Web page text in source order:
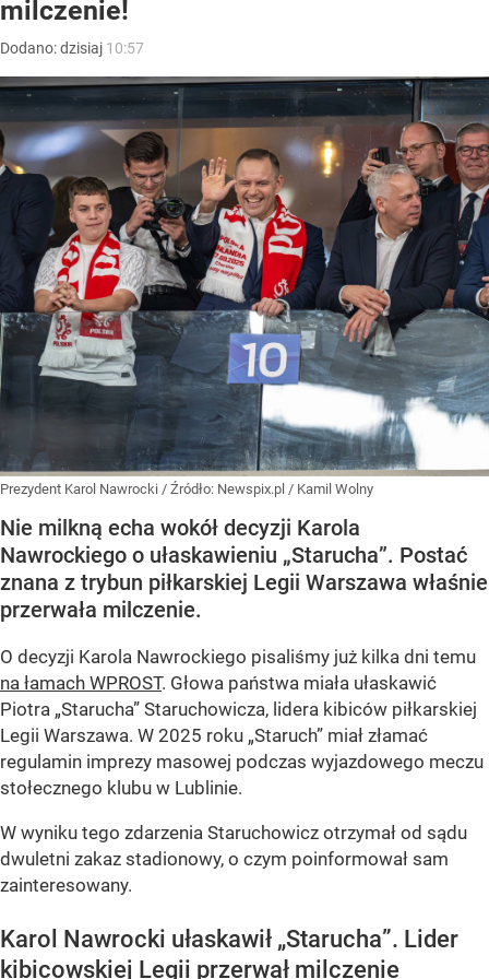
milczenie!
Dodano:dzisiaj 10:57
Prezydent Karol Nawrocki / Źródło: Newspix.pl / Kamil Wolny
Nie milkną echa wokół decyzji Karola
Nawrockiego o ułaskawieniu „Starucha”. Postać
znana z trybun piłkarskiej Legii Warszawa właśnie
przerwała milczenie.
O decyzji Karola Nawrockiego pisaliśmy już kilka dni temu
na łamach WPROST. Głowa państwa miała ułaskawić
Piotra „Starucha” Staruchowicza, lidera kibiców piłkarskiej
Legii Warszawa. W 2025 roku „Staruch” miał złamać
regulamin imprezy masowej podczas wyjazdowego meczu
stołecznego klubu w Lublinie.
W wyniku tego zdarzenia Staruchowicz otrzymał od sądu
dwuletni zakaz stadionowy, o czym poinformował sam
zainteresowany.
Karol Nawrocki ułaskawił „Starucha”. Lider
kibicowskiej Legii przerwał milczenie